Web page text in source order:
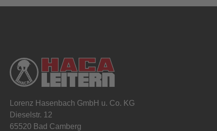
Lorenz Hasenbach GmbH u. Co. KG
Dieselstr. 12
65520 Bad Camberg